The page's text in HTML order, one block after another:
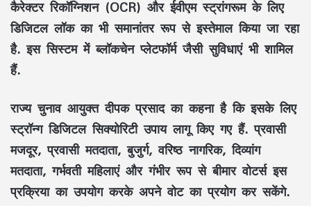
कैरेक्टर रिकॉग्निशन (OCR) और ईवीएम स्ट्रांगरूम के लिए
डिजिटल लॉक का भी समानांतर रूप से इस्तेमाल किया जा रहा
है. इस सिस्टम में ब्लॉकचेन प्लेटफॉर्म जैसी सुविधाएं भी शामिल
हैं.
राज्य चुनाव आयुक्त दीपक प्रसाद का कहना है कि इसके लिए
स्ट्रॉन्ग डिजिटल सिक्योरिटी उपाय लागू किए गए हैं. प्रवासी
मजदूर, प्रवासी मतदाता, बुजुर्ग, वरिष्ठ नागरिक, दिव्यांग
मतदाता, गर्भवती महिलाएं और गंभीर रूप से बीमार वोटर्स इस
प्रक्रिया का उपयोग करके अपने वोट का प्रयोग कर सकेंगे.